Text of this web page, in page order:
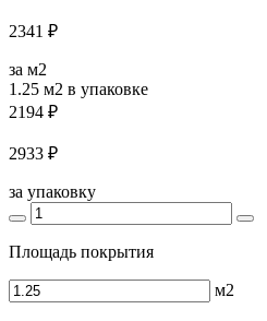
2341 ₽
за м2
1.25 м2 в упаковке
2194 ₽
2933 ₽
за упаковку
Площадь покрытия
м2